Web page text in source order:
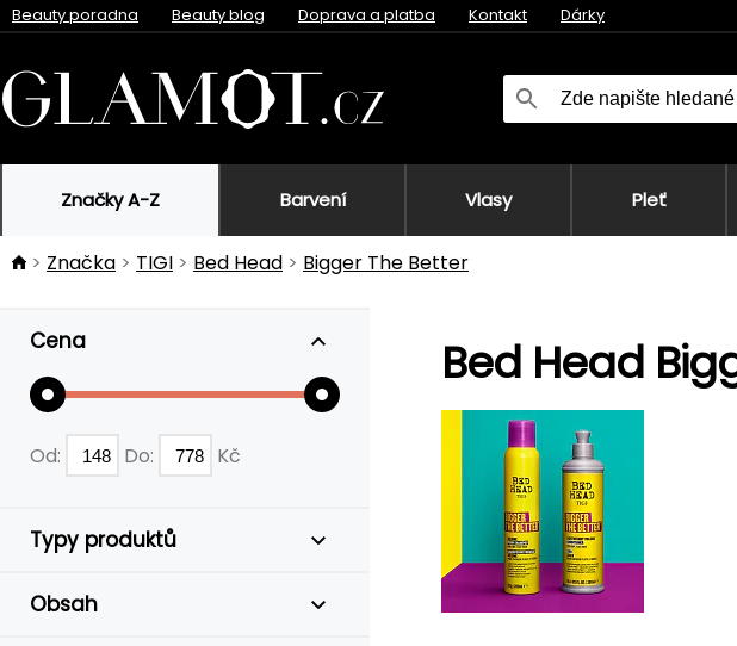
Beauty poradna Beauty blog Doprava a platba Kontakt Dárky
Značky A-Z Barvení Vlasy Pleť
Značka TIGI Bed Head Bigger The Better
Cena
Od: Do: Kč
Typy produktů
Obsah
Bed Head